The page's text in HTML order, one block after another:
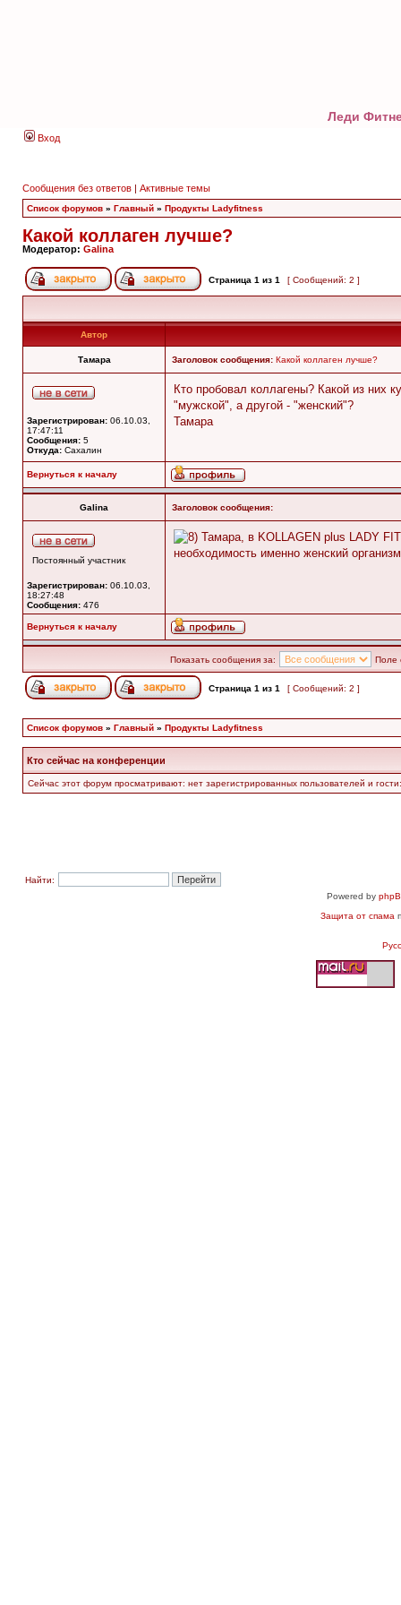
Леди
Вход
Сообщения без ответов | Активные темы
Список форумов » Главный » Продукты Ladyfitness
Какой коллаген лучше?
Модератор: Galina
Страница 1 из 1 [ Сообщений: 2 ]
Автор
Тамара Заголовок сообщения: Какой коллаген лучше?
Зарегистрирован: 06.10.03,
17:47:11
Сообщения: 5
Откуда: Сахалин
Кто пробовал коллагены? Какой из них
"мужской", а другой - "женский"?
Тамара
Вернуться к началу
Galina Заголовок сообщения:
Постоянный участник
Зарегистрирован: 06.10.03,
18:27:48
Сообщения: 476
Тамара, в KOLLAGEN plus LADY
необходимость именно женский
Вернуться к началу
Показать сообщения за: Поле
Страница 1 из 1 [ Сообщений: 2 ]
Список форумов » Главный » Продукты Ladyfitness
Кто сейчас на конференции
Сейчас этот форум просматривают: нет зарегистрированных пользователей и
Найти:
Powered by
Защита от спама